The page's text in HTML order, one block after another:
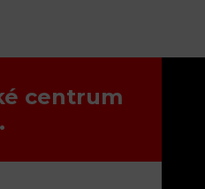
centrum